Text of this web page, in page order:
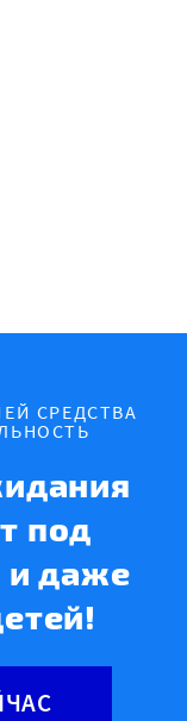
СРЕДСТВА
под
и даже